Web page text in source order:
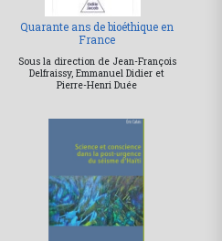
Quarante ans de bioéthique en
France
Sous la direction de Jean-François
Delfraissy, Emmanuel Didier et
Pierre-Henri Duée